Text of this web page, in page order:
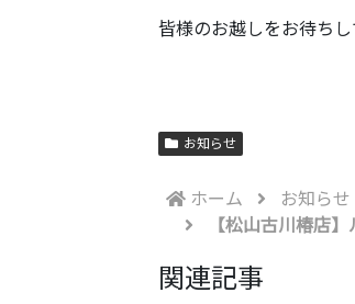
皆様のお越しをお待ちし
お知らせ
ホーム
お知らせ
【松山古川椿店
関連記事